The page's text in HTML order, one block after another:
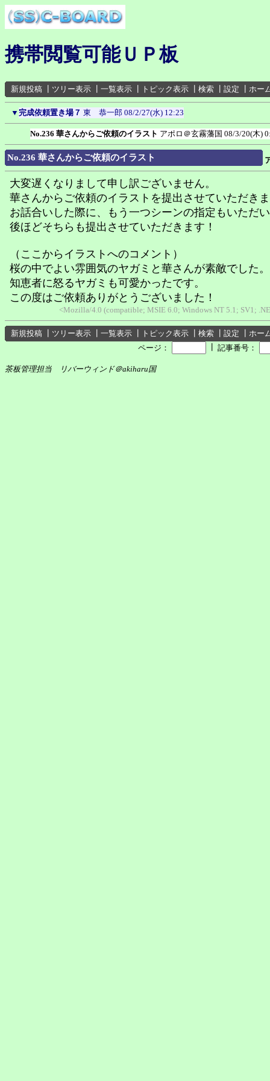
携帯閲覧可能ＵＰ板
新規投稿 ツリー表示 一覧表示 トピック表示 検索 設定 ホー
▼ 完成依頼置き場７ 東 恭一郎 08/2/27(水) 12:23
No.236 華さんからご依頼のイラスト アポロ＠玄霧藩国 08/3/20(木)
No.236 華さんからご依頼のイラスト
大変遅くなりまして申し訳ございません。
華さんからご依頼のイラストを提出させていただき
お話合いした際に、もう一つシーンの指定もいただ
後ほどそちらも提出させていただきます！
（ここからイラストへのコメント）
桜の中でよい雰囲気のヤガミと華さんが素敵でした。
知恵者に怒るヤガミも可愛かったです。
この度はご依頼ありがとうございました！
<Mozilla/4.0 (compatible; MSIE 6.0; Windows NT 5.1; SV1;
新規投稿 ツリー表示 一覧表示 トピック表示 検索 設定
ホー
ページ：
記事番号：
茶板管理担当 リバーウィンド＠akiharu国